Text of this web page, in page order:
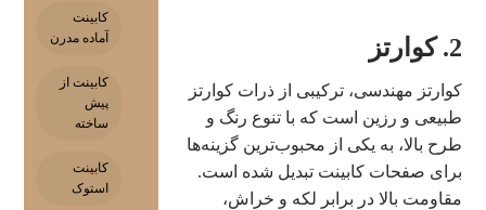
2. کوارتز
کوارتز مهندسی، ترکیبی از ذرات کوارتز
طبیعی و رزین است که با تنوع رنگ و
طرح بالا، به یکی از محبوب‌ترین گزینه‌ها
برای صفحات کابینت تبدیل شده است.
مقاومت بالا در برابر لکه و خراش،
کابینت
آماده مدرن
کابینت از
پیش
ساخته
کابینت
استوک